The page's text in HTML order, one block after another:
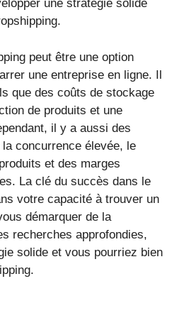
une stratégie solide
peut être une option
une entreprise en ligne. Il
que des coûts de stockage
de produits et une
il y a aussi des
concurrence élevée, le
et des marges
La clé du succès dans le
votre capacité à trouver un
démarquer de la
recherches approfondies,
solide et vous pourriez bien